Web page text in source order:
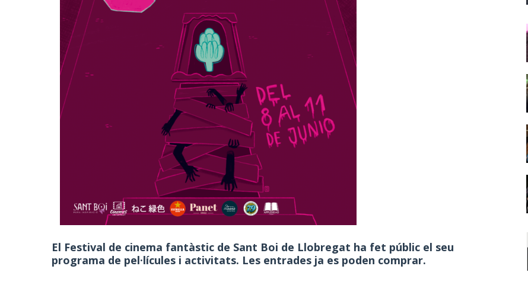
El Festival de cinema fantàstic de Sant Boi de Llobregat ha fet públic el seu
programa de pel·lícules i activitats. Les entrades ja es poden comprar.